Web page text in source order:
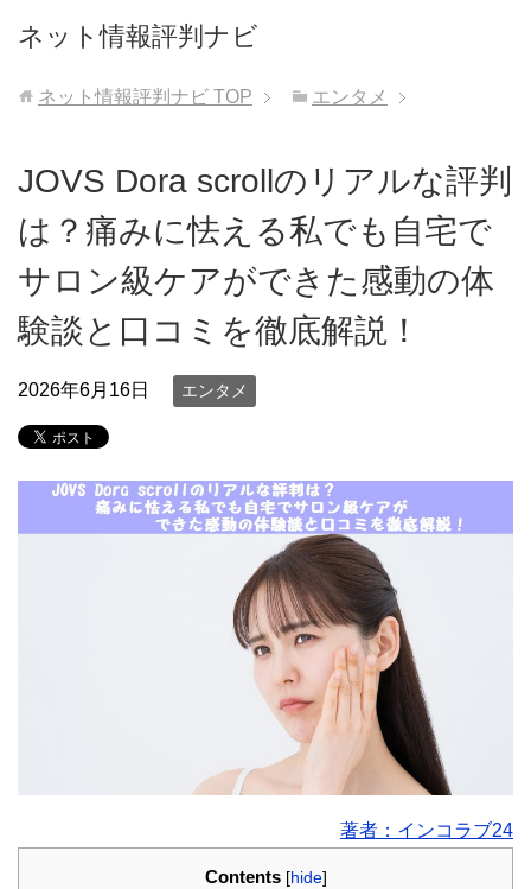
ネット情報評判ナビ
ネット情報評判ナビ TOP エンタメ
JOVS Dora scrollのリアルな評判
は？痛みに怯える私でも自宅で
サロン級ケアができた感動の体
験談と口コミを徹底解説！
2026年6月16日 エンタメ
著者：インコラブ24
Contents [hide]